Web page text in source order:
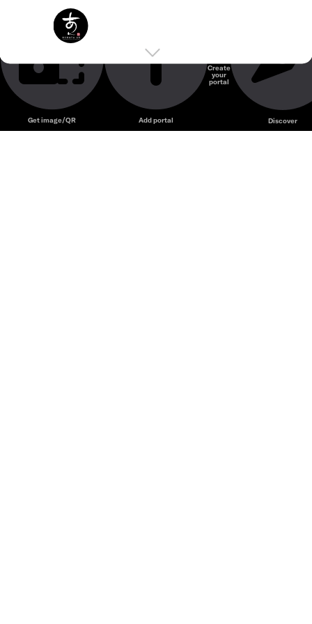
Unmute
Izakaya - Robata – Nhà hàng Nhật phong cách robatayaki
với món nướng than và không gian tinh tế.
Get image/QR Add portal
Create
your
portal
Discover